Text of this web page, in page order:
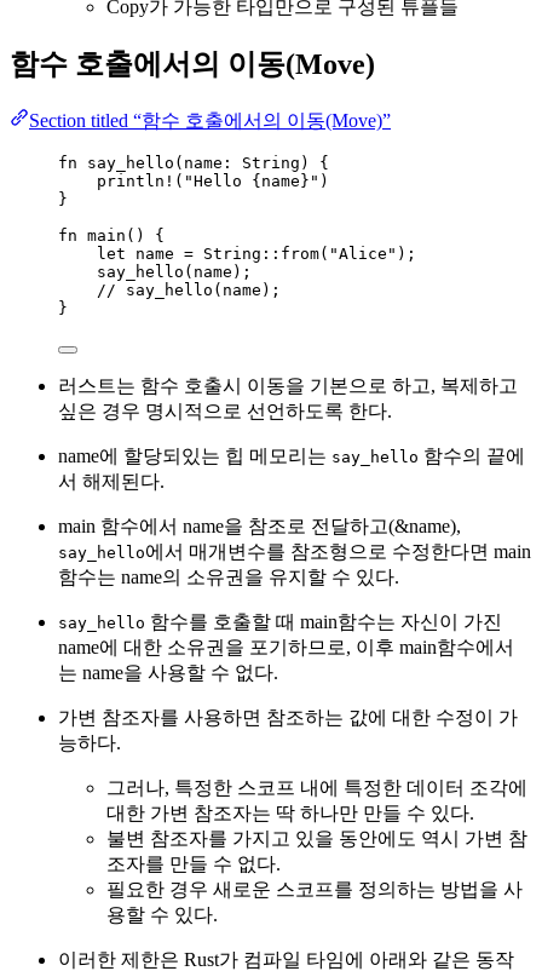
Copy가 가능한 타입만으로 구성된 튜플들
함수 호출에서의 이동(Move)
Section titled “함수 호출에서의 이동(Move)”
fn say_hello ( name :
String) {
println! ( "Hello {name} " )
}
fn main () {
let
name = String :: from( "Alice " );
say_hello ( name );
// say_hello(name);
}
러스트는 함수 호출시 이동을 기본으로 하고, 복제하고
싶은 경우 명시적으로 선언하도록 한다.
name에 할당되있는 힙 메모리는 say_hello 함수의 끝에
서 해제된다.
main 함수에서 name을 참조로 전달하고(&name),
say_hello에서 매개변수를 참조형으로 수정한다면 main
함수는 name의 소유권을 유지할 수 있다.
say_hello 함수를 호출할 때 main함수는 자신이 가진
name에 대한 소유권을 포기하므로, 이후 main함수에서
는 name을 사용할 수 없다.
가변 참조자를 사용하면 참조하는 값에 대한 수정이 가
능하다.
그러나, 특정한 스코프 내에 특정한 데이터 조각에
대한 가변 참조자는 딱 하나만 만들 수 있다.
불변 참조자를 가지고 있을 동안에도 역시 가변 참
조자를 만들 수 없다.
필요한 경우 새로운 스코프를 정의하는 방법을 사
용할 수 있다.
이러한 제한은 Rust가 컴파일 타임에 아래와 같은 동작